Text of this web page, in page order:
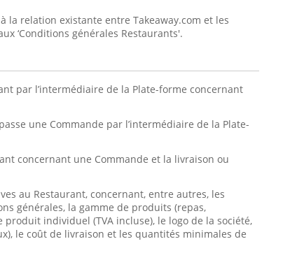
la relation existante entre Takeaway.com et les
‘Conditions générales Restaurants'.
par l’intermédiaire de la Plate-forme concernant
une Commande par l’intermédiaire de la Plate-
concernant une Commande et la livraison ou
au Restaurant, concernant, entre autres, les
générales, la gamme de produits (repas,
individuel (TVA incluse), le logo de la société,
le coût de livraison et les quantités minimales de